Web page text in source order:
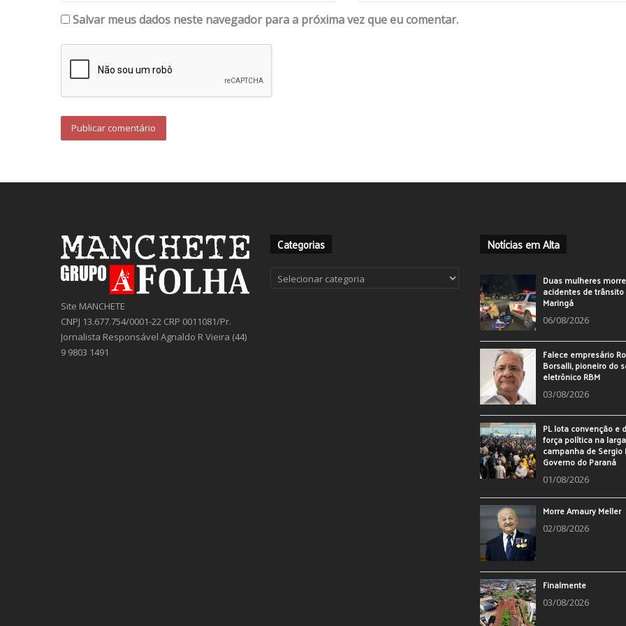
Salvar meus dados neste navegador para a próxima vez que eu comentar.
Site MANCHETE
CNPJ 13.677.754/0001-22 CRP 0011081/Pr.
Jornalista Responsável Agnaldo R Vieira (44)
9 9803 1491
Categorias
Categorias
Notícias em Alta
Duas mulheres
acidentes de
Maringá
06/08/2026
Falece empresário
Borsalli, pioneiro do
eletrônico RBM
03/08/2026
PL lota convenção e
força política na
campanha de Sergio
Governo do Paraná
01/08/2026
Morre Amaury Meller
02/08/2026
Finalmente
03/08/2026